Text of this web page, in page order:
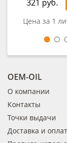
321 руб.
Цена за 1
OEM-OIL
О компании
Контакты
Точки выдачи
Доставка и